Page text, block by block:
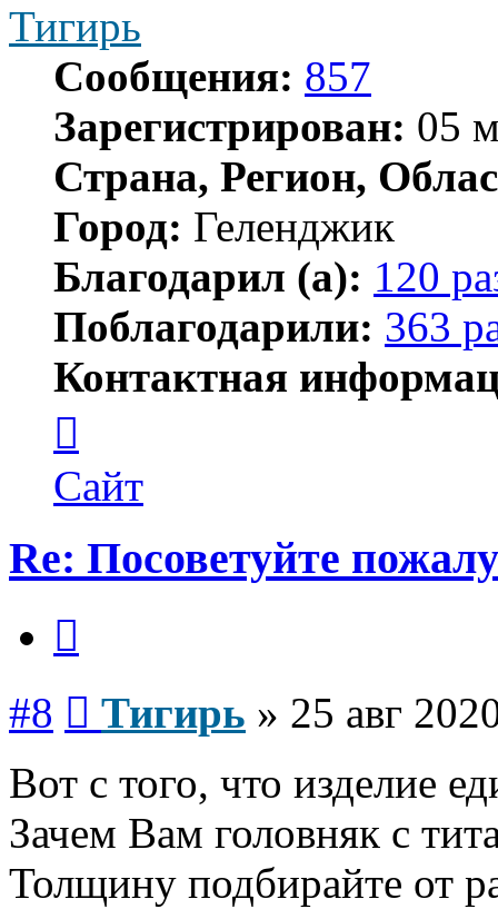
Тигирь
Сообщения: 857
Зарегистрирован: 05
Страна, Регион,
Город: Геленджик
Благодарил (а): 120
Поблагодарили: 363
Контактная
пользователя
Тигирь
Сайт
Re: Посоветуйте
#8 Тигирь » 25 авг
Вот с того, что изделие
Зачем Вам головняк с
Толщину подбирайте от